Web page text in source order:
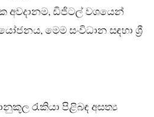
අවදානම, ඩිජිටල් වශයෙන්
මෙම සංවිධාන සඳහා ශ්‍රී
රැකියා පිළිබඳ අසත්‍ය